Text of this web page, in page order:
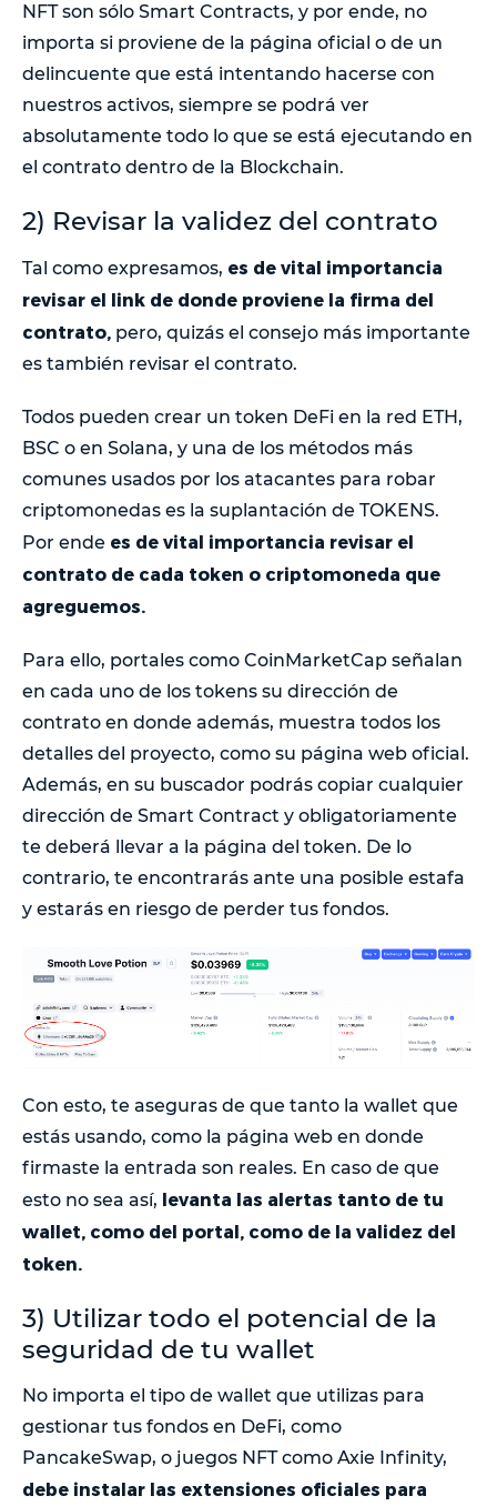
NFT son sólo Smart Contracts, y por ende, no
importa si proviene de la página oficial o de un
delincuente que está intentando hacerse con
nuestros activos, siempre se podrá ver
absolutamente todo lo que se está ejecutando en
el contrato dentro de la Blockchain.
2) Revisar la validez del contrato
Tal como expresamos, es de vital importancia
revisar el link de donde proviene la firma del
contrato, pero, quizás el consejo más importante
es también revisar el contrato.
Todos pueden crear un token DeFi en la red ETH,
BSC o en Solana, y una de los métodos más
comunes usados por los atacantes para robar
criptomonedas es la suplantación de TOKENS.
Por ende es de vital importancia revisar el
contrato de cada token o criptomoneda que
agreguemos.
Para ello, portales como CoinMarketCap señalan
en cada uno de los tokens su dirección de
contrato en donde además, muestra todos los
detalles del proyecto, como su página web oficial.
Además, en su buscador podrás copiar cualquier
dirección de Smart Contract y obligatoriamente
te deberá llevar a la página del token. De lo
contrario, te encontrarás ante una posible estafa
y estarás en riesgo de perder tus fondos.
Con esto, te aseguras de que tanto la wallet que
estás usando, como la página web en donde
firmaste la entrada son reales. En caso de que
esto no sea así, levanta las alertas tanto de tu
wallet, como del portal, como de la validez del
token.
3) Utilizar todo el potencial de la
seguridad de tu wallet
No importa el tipo de wallet que utilizas para
gestionar tus fondos en DeFi, como
PancakeSwap, o juegos NFT como Axie Infinity,
debe instalar las extensiones oficiales para